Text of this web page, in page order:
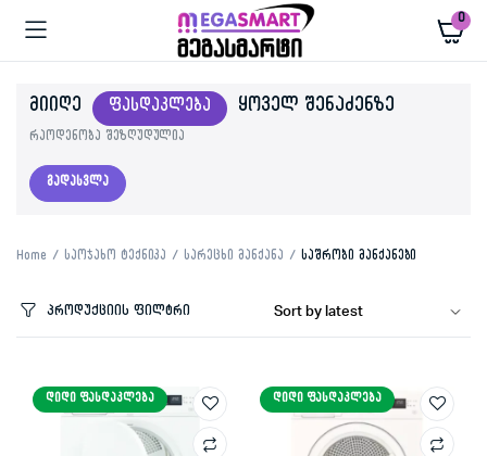
0
ᲛᲘᲘᲦᲔ ᲤᲐᲡᲓᲐᲙᲚᲔᲑᲐ ᲧᲝᲕᲔᲚ ᲨᲔᲜᲐᲫᲔᲜᲖᲔ
რაოდენობა შეზღუდულია
გადასვლა
Home საოჯახო ტექნიკა სარეცხი მანქანა საშრობი მანქანები
პროდუქციის ფილტრი
ᲓᲘᲓᲘ ᲤᲐᲡᲓᲐᲙᲚᲔᲑᲐ ᲓᲘᲓᲘ ᲤᲐᲡᲓᲐᲙᲚᲔᲑᲐ